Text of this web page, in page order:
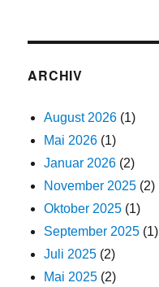
ARCHIV
August 2026 (1)
Mai 2026 (1)
Januar 2026 (2)
November 2025 (2)
Oktober 2025 (1)
September 2025 (1)
Juli 2025 (2)
Mai 2025 (2)